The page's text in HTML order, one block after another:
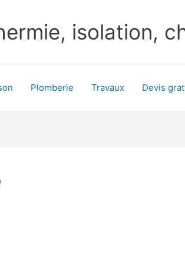
isolation,
Plomberie Travaux Devis